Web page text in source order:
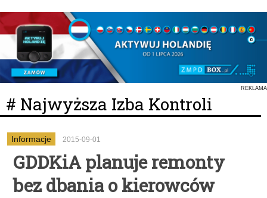
REKLAMA
# Najwyższa Izba Kontroli
Informacje 2015-09-01
GDDKiA planuje remonty
bez dbania o kierowców